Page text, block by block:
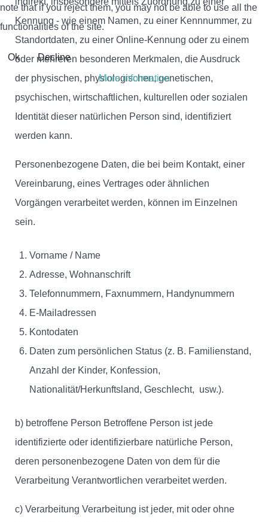
Kennung - wie einem Namen, zu einer Kennnummer, zu
Standortdaten, zu einer Online-Kennung oder zu einem
oder mehreren besonderen Merkmalen, die Ausdruck
der physischen, physiologischen, genetischen,
psychischen, wirtschaftlichen, kulturellen oder sozialen
Identität dieser natürlichen Person sind, identifiziert
werden kann.
Personenbezogene Daten, die bei beim Kontakt, einer
Vereinbarung, eines Vertrages oder ähnlichen
Vorgängen verarbeitet werden, können im Einzelnen
sein.
Vorname / Name
Adresse, Wohnanschrift
Telefonnummern, Faxnummern, Handynummern
E-Mailadressen
Kontodaten
Daten zum persönlichen Status (z. B. Familienstand,
Anzahl der Kinder, Konfession,
Nationalität/Herkunftsland, Geschlecht, usw.).
b) betroffene Person Betroffene Person ist jede
identifizierte oder identifizierbare natürliche Person,
deren personenbezogene Daten von dem für die
Verarbeitung Verantwortlichen verarbeitet werden.
c) Verarbeitung Verarbeitung ist jeder, mit oder ohne
note that if you reject them, you may not be able to use all the
functionalities of the site.
Ok Decline
More information